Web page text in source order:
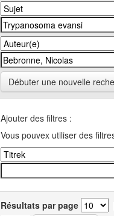
Débuter une nouvelle
Ajouter des filtres :
Vous pouvex utiliser des
Résultats par page